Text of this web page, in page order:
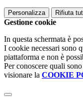
Personalizza Rifiuta
Gestione cookie
In questa schermata è
I cookie necessari sono
piattaforma e non è
Per conoscere quali
visionare la COOKIE